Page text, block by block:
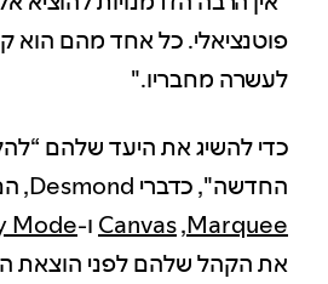
פוטנציאלי. כל אחד מהם הוא
לעשרה מחבריו."
כדי להשיג את היעד שלהם
החדשה", כדברי Desmond, הם השתמשו בכמה כלים של Spotify for Artists, כולל
Marquee
,‏
Canvas ו-Mode
את הקהל שלהם לפני הוצאת